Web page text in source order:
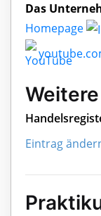
Das
Homepage
Eintrag